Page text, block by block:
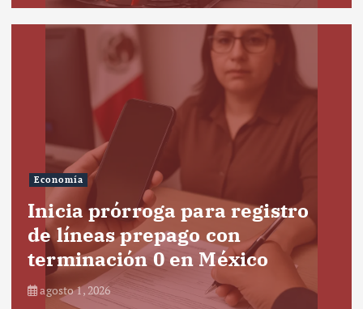
Economía
Inicia prórroga para registro
de líneas prepago con
terminación 0 en México
agosto 1, 2026